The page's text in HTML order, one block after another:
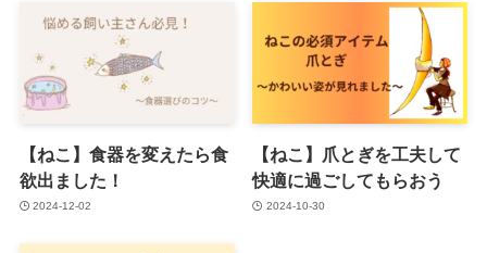
【ねこ】食器を変えたら食
欲出ました！
2024-12-02
【ねこ】爪とぎを工夫して
快適に過ごしてもらおう
2024-10-30